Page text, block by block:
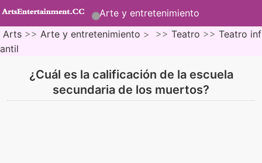
Arte y entretenimiento
Arts >> Arte y entretenimiento > >> Teatro >> Teatro inf
antil
¿Cuál es la calificación de la escuela
secundaria de los muertos?